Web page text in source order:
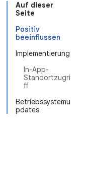
Auf dieser
Seite
Positiv
beeinflussen
Implementierung
In-App-
Standortzugri
ff
Betriebssystemu
pdates